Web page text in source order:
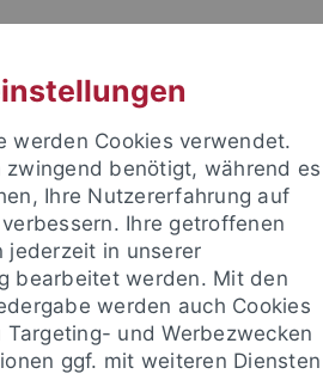
werden Cookies verwendet.
zwingend benötigt, während es
Ihre Nutzererfahrung auf
Ihre getroffenen
jederzeit in unserer
bearbeitet werden. Mit den
werden auch Cookies
und Werbezwecken
ggf. mit weiteren Diensten